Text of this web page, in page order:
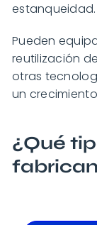
estanqueidad.
Pueden
reutilización
otras
un
¿Qué